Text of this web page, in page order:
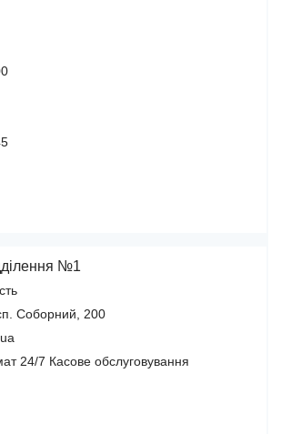
№1
Соборний, 200
24/7 Касове обслуговування